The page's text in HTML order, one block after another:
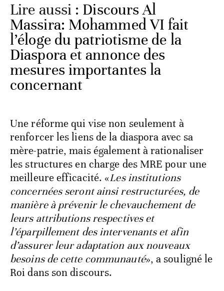
Lire aussi : Discours Al
Massira: Mohammed VI fait
l’éloge du patriotisme de la
Diaspora et annonce des
mesures importantes la
concernant
Une réforme qui vise non seulement à
renforcer les liens de la diaspora avec sa
mère-patrie, mais également à rationaliser
les structures en charge des MRE pour une
meilleure efficacité. «Les institutions
concernées seront ainsi restructurées, de
manière à prévenir le chevauchement de
leurs attributions respectives et
l’éparpillement des intervenants et afin
d’assurer leur adaptation aux nouveaux
besoins de cette communauté», a souligné le
Roi dans son discours.